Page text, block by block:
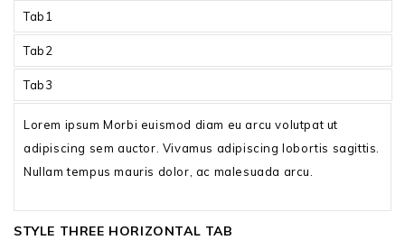
Tab1
Tab2
Tab3
Lorem ipsum Morbi euismod diam eu arcu volutpat ut
adipiscing sem auctor. Vivamus adipiscing lobortis sagittis.
Nullam tempus mauris dolor, ac malesuada arcu.
STYLE THREE HORIZONTAL TAB